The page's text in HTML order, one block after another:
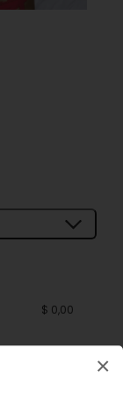
$ 0,00
×